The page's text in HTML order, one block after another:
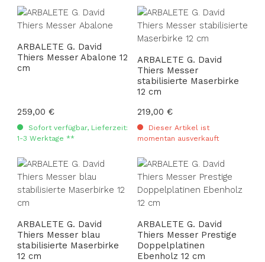
ARBALETE G. David
Thiers Messer Abalone 12
cm
Regulärer Preis:
259,00 €
Sofort verfügbar, Lieferzeit:
1-3 Werktage **
ARBALETE G. David
Thiers Messer
stabilisierte Maserbirke
12 cm
Regulärer Preis:
219,00 €
Dieser Artikel ist
momentan ausverkauft
ARBALETE G. David
Thiers Messer blau
stabilisierte Maserbirke
12 cm
ARBALETE G. David
Thiers Messer Prestige
Doppelplatinen
Ebenholz 12 cm